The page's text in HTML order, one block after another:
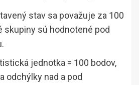
stav sa považuje za 100
skupiny sú hodnotené pod
jednotka = 100 bodov,
odchýlky nad a pod